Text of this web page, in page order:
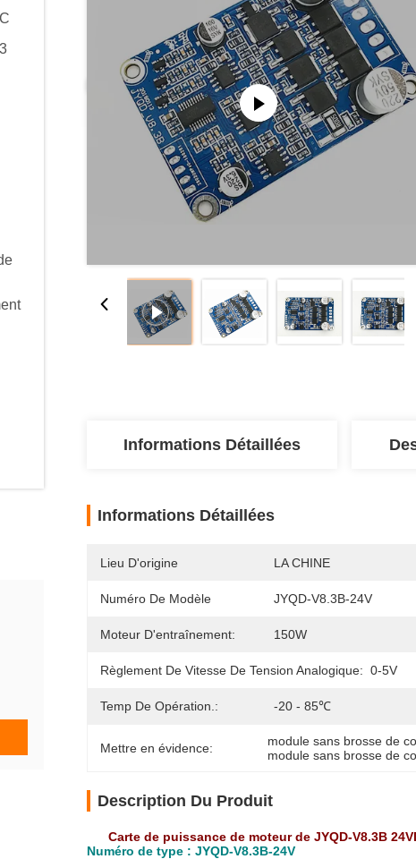
Informations Détaillées
Informations Détaillées
Lieu D'origine LA CHINE
Numéro De Modèle JYQD-V8.3B-24V
Moteur D'entraînement: 150W
Règlement De Vitesse De Tension Analogique: 0-5V
Temp De Opération.: -20 - 85℃
Mettre en évidence: module sans brosse de
module sans brosse de
Description Du Produit
Carte de puissance de moteur de JYQD-V8.3B
Numéro de type : JYQD-V8.3B-24V